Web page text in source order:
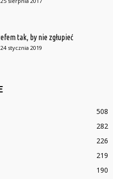
tak, by nie zgłupieć
24 stycznia 2019
508
282
226
219
190